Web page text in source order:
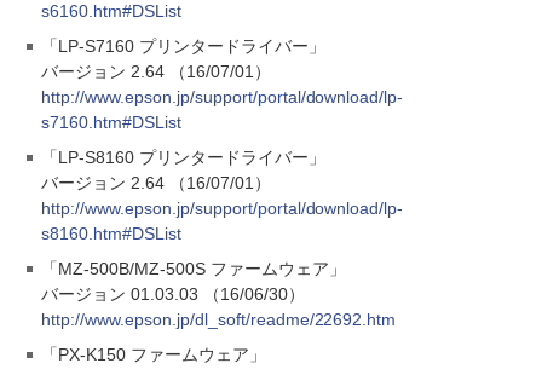
s6160.htm#DSList
「LP-S7160 プリンタードライバー」
バージョン 2.64 （16/07/01）
http://www.epson.jp/support/portal/download/lp-
s7160.htm#DSList
「LP-S8160 プリンタードライバー」
バージョン 2.64 （16/07/01）
http://www.epson.jp/support/portal/download/lp-
s8160.htm#DSList
「MZ-500B/MZ-500S ファームウェア」
バージョン 01.03.03 （16/06/30）
http://www.epson.jp/dl_soft/readme/22692.htm
「PX-K150 ファームウェア」